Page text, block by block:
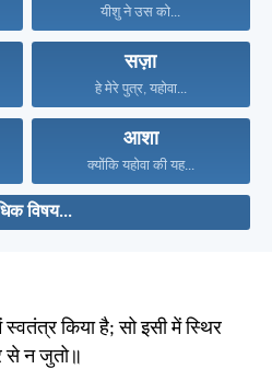
यीशु ने उस को...
सज़ा
हे मेरे पुत्र, यहोवा...
आशा
क्योंकि यहोवा की यह...
विषय...
किया है; सो इसी में स्थिर
से न जुतो॥